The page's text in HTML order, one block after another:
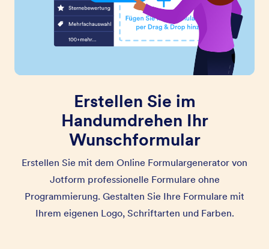
Erstellen Sie im
Handumdrehen Ihr
Wunschformular
Erstellen Sie mit dem Online Formulargenerator von
Jotform professionelle Formulare ohne
Programmierung. Gestalten Sie Ihre Formulare mit
Ihrem eigenen Logo, Schriftarten und Farben.